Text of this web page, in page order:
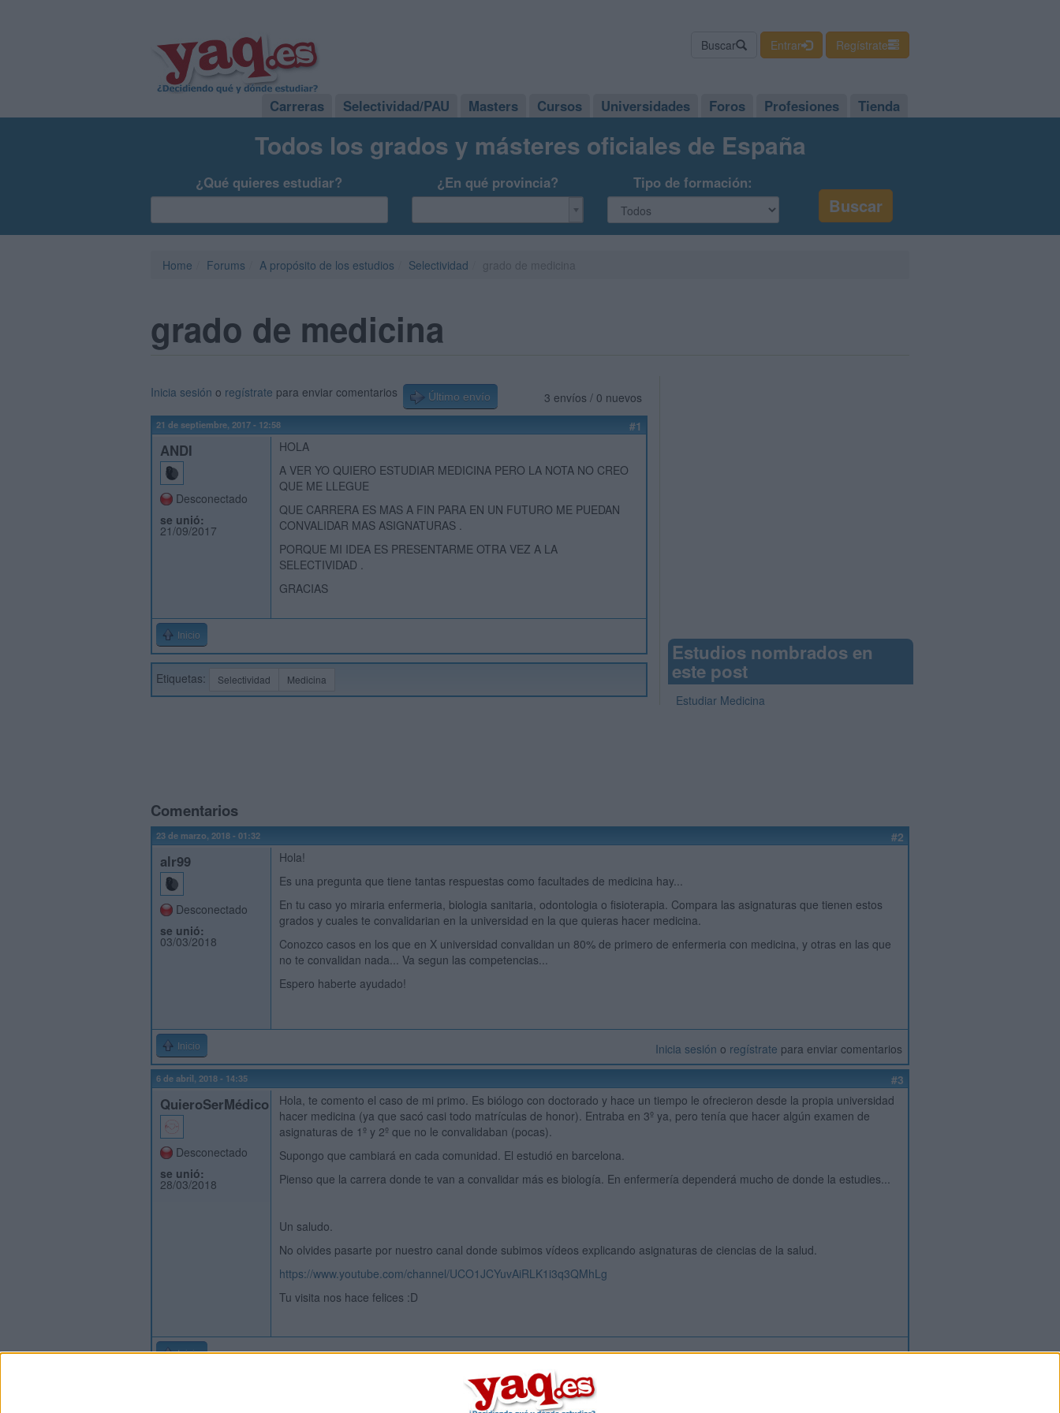
Buscar Entrar Regístrate
Carreras Selectividad/PAU Masters Cursos Universidades Foros Profesiones Tienda
Todos los grados y másteres oficiales de España
¿Qué quieres estudiar? ¿En qué provincia? Tipo de formación:
Home Forums A propósito de los estudios Selectividad
grado de medicina
3 envíos / 0 nuevos
Inicia sesión o regístrate para enviar comentarios Último envío
21 de septiembre, 2017 - 12:58 #1
ANDI
Desconectado
se unió:
21/09/2017
HOLA
A VER YO QUIERO ESTUDIAR MEDICINA PERO LA NOTA NO CREO
QUE ME LLEGUE
QUE CARRERA ES MAS A FIN PARA EN UN FUTURO ME PUEDAN
CONVALIDAR MAS ASIGNATURAS .
PORQUE MI IDEA ES PRESENTARME OTRA VEZ A LA
SELECTIVIDAD .
GRACIAS
Inicio
Etiquetas: Selectividad Medicina
Estudios nombrados en
este post
Estudiar Medicina
Comentarios
23 de marzo, 2018 - 01:32 #2
alr99
Desconectado
se unió:
03/03/2018
Hola!
Es una pregunta que tiene tantas respuestas como facultades de medicina hay...
En tu caso yo miraria enfermeria, biologia sanitaria, odontologia o fisioterapia. Compara las asignaturas que tienen estos
grados y cuales te convalidarian en la universidad en la que quieras hacer medicina.
Conozco casos en los que en X universidad convalidan un 80% de primero de enfermeria con medicina, y otras en las que
no te convalidan nada... Va segun las competencias...
Espero haberte ayudado!
Inicio Inicia sesión o regístrate para enviar comentarios
6 de abril, 2018 - 14:35 #3
QuieroSerMédico
Desconectado
se unió:
28/03/2018
Hola, te comento el caso de mi primo. Es biólogo con doctorado y hace un tiempo le ofrecieron desde la propia universidad
hacer medicina (ya que sacó casi todo matrículas de honor). Entraba en 3º ya, pero tenía que hacer algún examen de
asignaturas de 1º y 2º que no le convalidaban (pocas).
Supongo que cambiará en cada comunidad. El estudió en barcelona.
Pienso que la carrera donde te van a convalidar más es biología. En enfermería dependerá mucho de donde la estudies...
Un saludo.
No olvides pasarte por nuestro canal donde subimos vídeos explicando asignaturas de ciencias de la salud.
https://www.youtube.com/channel/UCO1JCYuvAiRLK1i3q3QMhLg
Tu visita nos hace felices :D
Inicio Inicia sesiónoregístratepara enviar comentarios